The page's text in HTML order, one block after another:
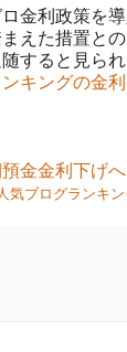
金利政策を
えた措置との
すると見ら
キングの金利
金金利下げ
気ブログランキ